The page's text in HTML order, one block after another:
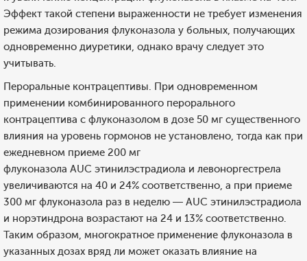
Эффект такой степени выраженности не требует изменения
режима дозирования флуконазола у больных, получающих
одновременно диуретики, однако врачу следует это
учитывать.
Пероральные контрацептивы. При одновременном
применении комбинированного перорального
контрацептива с флуконазолом в дозе 50 мг существенного
влияния на уровень гормонов не установлено, тогда как при
ежедневном приеме 200 мг
флуконазола AUC этинилэстрадиола и левоноргестрела
увеличиваются на 40 и 24% соответственно, а при приеме
300 мг флуконазола раз в неделю — AUC этинилэстрадиола
и норэтиндрона возрастают на 24 и 13% соответственно.
Таким образом, многократное применение флуконазола в
указанных дозах вряд ли может оказать влияние на